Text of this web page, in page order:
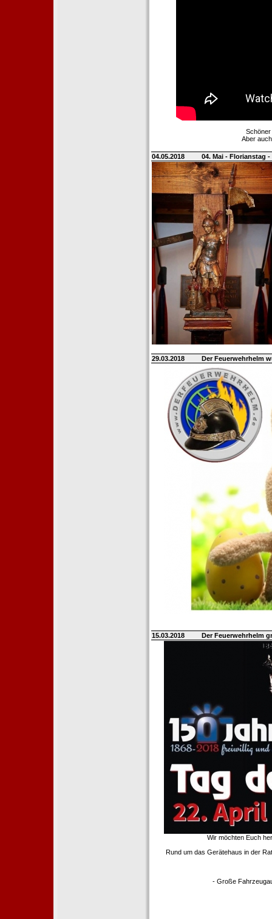
Schöner
Aber
04.05.2018 04. Mai - Florianstag
29.03.2018 Der Feuerwehrhelm
15.03.2018 Der Feuerwehrhelm
Wir möchten Euch
Rund um das Gerätehaus in der
- Große